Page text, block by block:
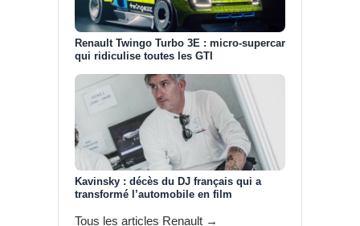
Renault Twingo Turbo 3E : micro-supercar
qui ridiculise toutes les GTI
Kavinsky : décès du DJ français qui a
transformé l’automobile en film
Tous les articles Renault →